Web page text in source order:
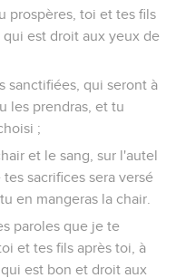
prospères, toi et tes fils
qui est droit aux yeux de
sanctifiées, qui seront à
les prendras, et tu
;
et le sang, sur l'autel
sacrifices sera versé
en mangeras la chair.
paroles que je te
et tes fils après toi, à
est bon et droit aux